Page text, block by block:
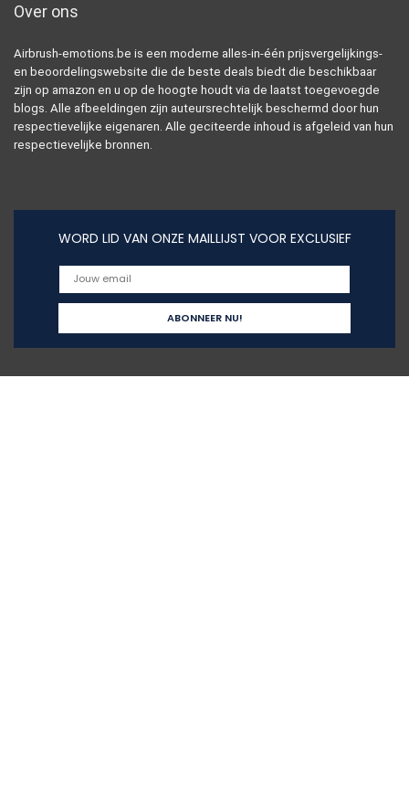
Over ons
Airbrush-emotions.be is een moderne alles-in-één prijsvergelijkings-
en beoordelingswebsite die de beste deals biedt die beschikbaar
zijn op amazon en u op de hoogte houdt via de laatst toegevoegde
blogs. Alle afbeeldingen zijn auteursrechtelijk beschermd door hun
respectievelijke eigenaren. Alle geciteerde inhoud is afgeleid van hun
respectievelijke bronnen.
WORD LID VAN ONZE MAILLIJST VOOR EXCLUSIEF